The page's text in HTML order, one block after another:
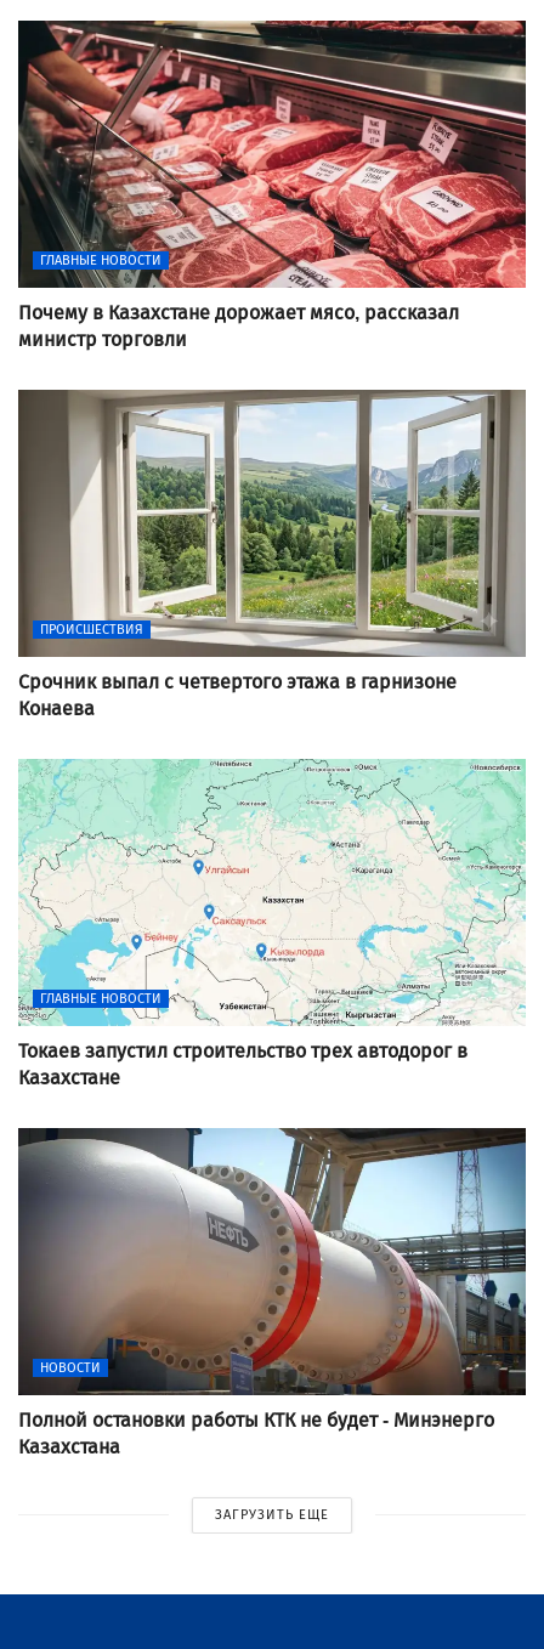
ГЛАВНЫЕ НОВОСТИ
Почему в Казахстане дорожает мясо, рассказал
министр торговли
ПРОИСШЕСТВИЯ
Срочник выпал с четвертого этажа в гарнизоне
Конаева
ГЛАВНЫЕ НОВОСТИ
Токаев запустил строительство трех автодорог в
Казахстане
НОВОСТИ
Полной остановки работы КТК не будет - Минэнерго
Казахстана
ЗАГРУЗИТЬ ЕЩЕ